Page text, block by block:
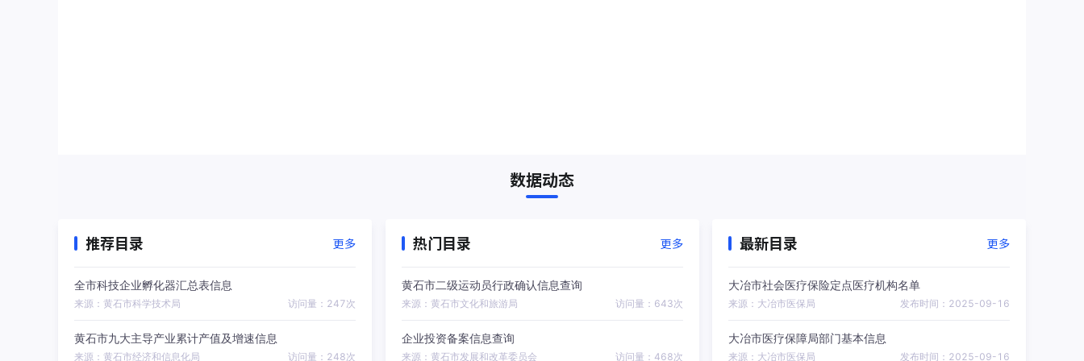
数据动态
推荐目录 更多
全市科技企业孵化器汇总表信息
来源：黄石市科学技术局 访问量：247次
黄石市九大主导产业累计产值及增速信息
来源：黄石市经济和信息化局 访问量：248次
热门目录 更多
黄石市二级运动员行政确认信息查询
来源：黄石市文化和旅游局 访问量：643次
企业投资备案信息查询
来源：黄石市发展和改革委员会 访问量：468次
最新目录 更多
大冶市社会医疗保险定点医疗机构名单
来源：大冶市医保局 发布时间：2025-09-16
大冶市医疗保障局部门基本信息
来源：大冶市医保局 发布时间：2025-09-16